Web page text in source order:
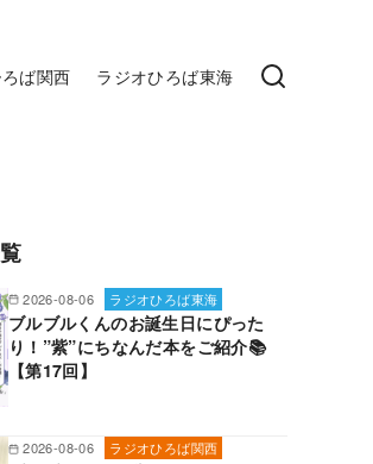
ば関西 ラジオひろば東海
2026-08-06 ラジオひろば東海
ブルブルくんのお誕生日にぴった
り！”紫”にちなんだ本をご紹介📚
【第17回】
2026-08-06 ラジオひろば関西